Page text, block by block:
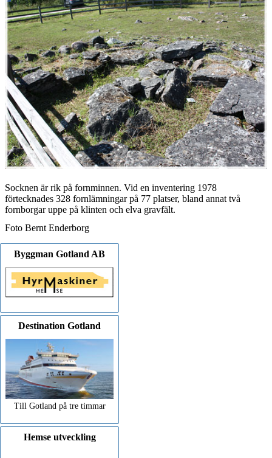
Socknen är rik på fornminnen. Vid en inventering 1978
förtecknades 328 fornlämningar på 77 platser, bland annat två
fornborgar uppe på klinten och elva gravfält.
Foto Bernt Enderborg
Byggman Gotland AB
Destination Gotland
Till Gotland på tre timmar
Hemse utveckling